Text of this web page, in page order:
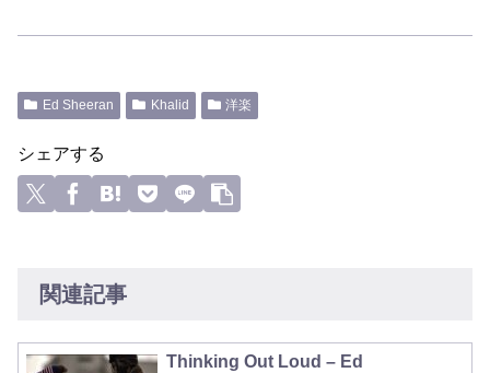
Ed Sheeran Khalid 洋楽
シェアする
関連記事
Thinking Out Loud – Ed